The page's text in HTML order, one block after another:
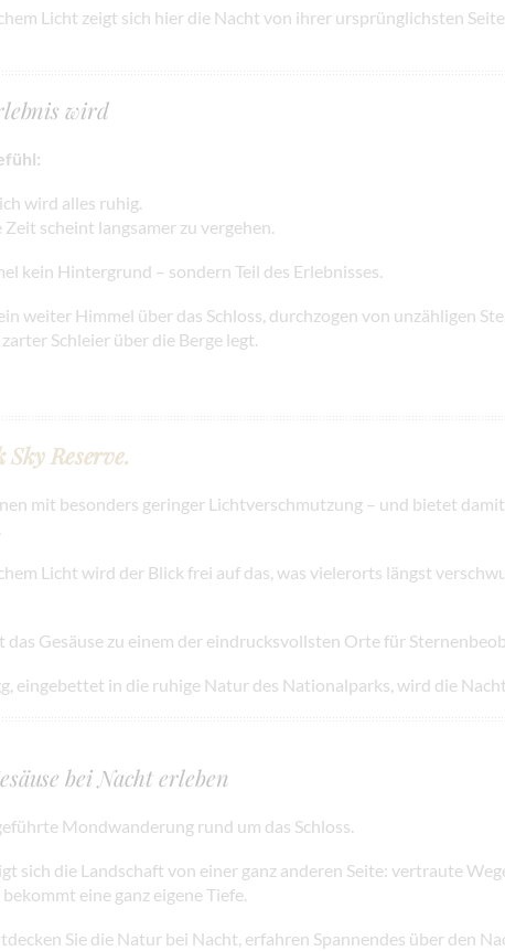
Licht zeigt sich hier die Nacht von ihrer ursprünglichsten
wird
wird alles ruhig.
scheint langsamer zu vergehen.
kein Hintergrund – sondern Teil des Erlebnisses.
weiter Himmel über das Schloss, durchzogen von unzähligen
Schleier über die Berge legt.
Reserve.
mit besonders geringer Lichtverschmutzung – und bietet
Licht wird der Blick frei auf das, was vielerorts längst
Gesäuse zu einem der eindrucksvollsten Orte für
eingebettet in die ruhige Natur des Nationalparks, wird die
bei Nacht erleben
Mondwanderung rund um das Schloss.
sich die Landschaft von einer ganz anderen Seite: vertraute
eine ganz eigene Tiefe.
Sie die Natur bei Nacht, erfahren Spannendes über den